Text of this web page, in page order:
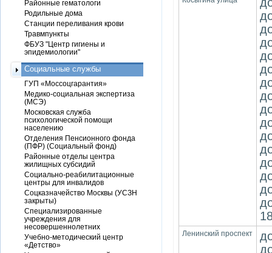
Ленинский проспект
Районные гематологи
Родильные дома
Станции переливания крови
Травмпункты
ФБУЗ "Центр гигиены и
эпидемиологии"
Социальные службы
ГУП «Моссоцгарантия»
Медико-социальная экспертиза
(МСЭ)
Московская служба
психологической помощи
населению
Отделения Пенсионного фонда
(ПФР) (Социальный фонд)
Районные отделы центра
жилищных субсидий
Социально-реабилитационные
центры для инвалидов
Соцказначейство Москвы (УСЗН
закрыты)
Специализированные
учреждения для
несовершеннолетних
Учебно-методический центр
«Детство»